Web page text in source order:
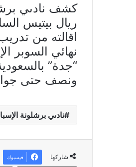
كشف نادىي
ريال بيتيس
نهائي السوبر
“جدة”
ونصف حتى جوان
نادىي برشلونة
شاركها فيسبوك